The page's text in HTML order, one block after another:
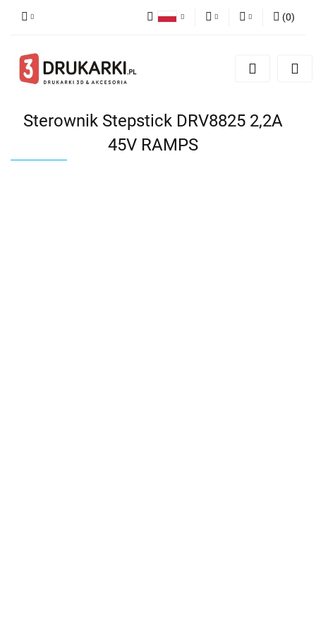
English
Zarejestruj się
(0)
Sterownik Stepstick DRV8825 2,2A
45V RAMPS